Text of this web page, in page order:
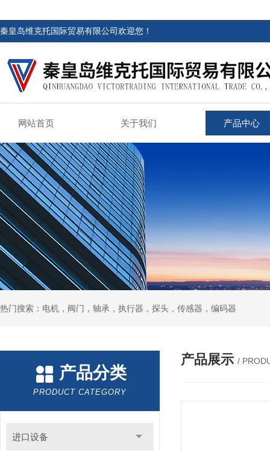
秦皇岛维克托国际贸易有限公司欢迎您！
网站首页 关于我们 产品中心
热门搜索：电机，阀门，轴承，执行器，探头，传感器，编码器
产品分类
PRODUCT CATEGORY
进口设备
产品展示 /